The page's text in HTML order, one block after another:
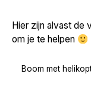
Hier zijn alvast de
om je te helpen
Boom met